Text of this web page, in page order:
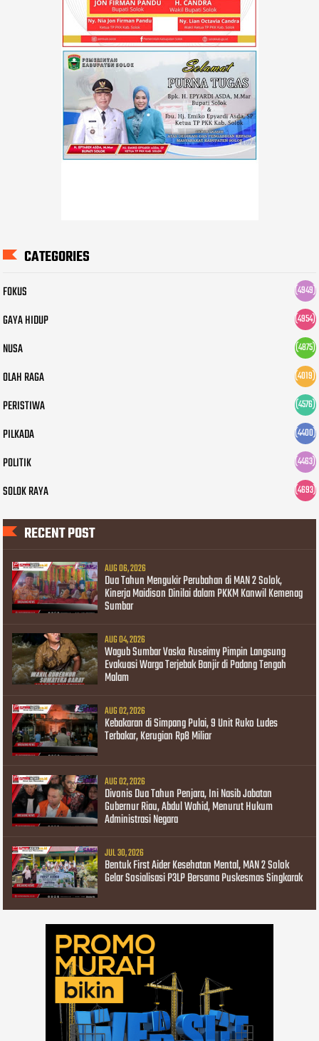
CATEGORIES
FOKUS (4949)
GAYA HIDUP (4954)
NUSA (4875)
OLAH RAGA (4019)
PERISTIWA (4576)
PILKADA (4400)
POLITIK (4463)
SOLOK RAYA (4693)
RECENT POST
AUG 06, 2026
Dua Tahun Mengukir Perubahan di MAN 2 Solok,
Kinerja Maidison Dinilai dalam PKKM Kanwil Kemenag
Sumbar
AUG 04, 2026
Wagub Sumbar Vasko Ruseimy Pimpin Langsung
Evakuasi Warga Terjebak Banjir di Padang Tengah
Malam
AUG 02, 2026
Kebakaran di Simpang Pulai, 9 Unit Ruko Ludes
Terbakar, Kerugian Rp8 Miliar
AUG 02, 2026
Divonis Dua Tahun Penjara, Ini Nasib Jabatan
Gubernur Riau, Abdul Wahid, Menurut Hukum
Administrasi Negara
JUL 30, 2026
Bentuk First Aider Kesehatan Mental, MAN 2 Solok
Gelar Sosialisasi P3LP Bersama Puskesmas Singkarak